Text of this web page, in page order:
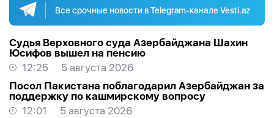
Все срочные новости в Telegram-канале Vesti.az
Судья Верховного суда Азербайджана Шахин
Юсифов вышел на пенсию
12:25
5 августа 2026
Посол Пакистана поблагодарил Азербайджан за
поддержку по кашмирскому вопросу
12:01
5 августа 2026